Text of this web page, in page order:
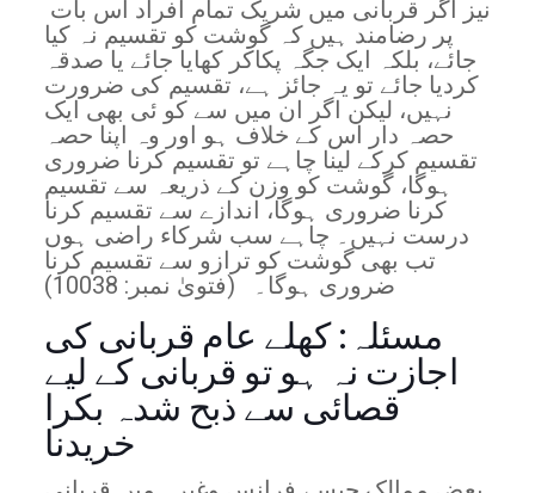
پر رضامند ہیں کہ گوشت کو تقسیم نہ کیا
جائے، بلکہ ایک جگہ پکاکر کھایا جائے یا صدقہ
کردیا جائے تو یہ جائز ہے، تقسیم کی ضرورت
نہیں، لیکن اگر ان میں سے کو ئی بھی ایک
حصہ دار اس کے خلاف ہو اور وہ اپنا حصہ
تقسیم کرکے لینا چاہے تو تقسیم کرنا ضروری
ہوگا، گوشت کو وزن کے ذریعہ سے تقسیم
کرنا ضروری ہوگا، اندازے سے تقسیم کرنا
درست نہیں۔ چاہے سب شرکاء راضی ہوں
تب بھی گوشت کو ترازو سے تقسیم کرنا
ضروری ہوگا۔ (فتویٰ نمبر: 10038)
مسئلہ: کھلے عام قربانی کی
اجازت نہ ہو تو قربانی کے لیے
قصائی سے ذبح شدہ بکرا
خریدنا